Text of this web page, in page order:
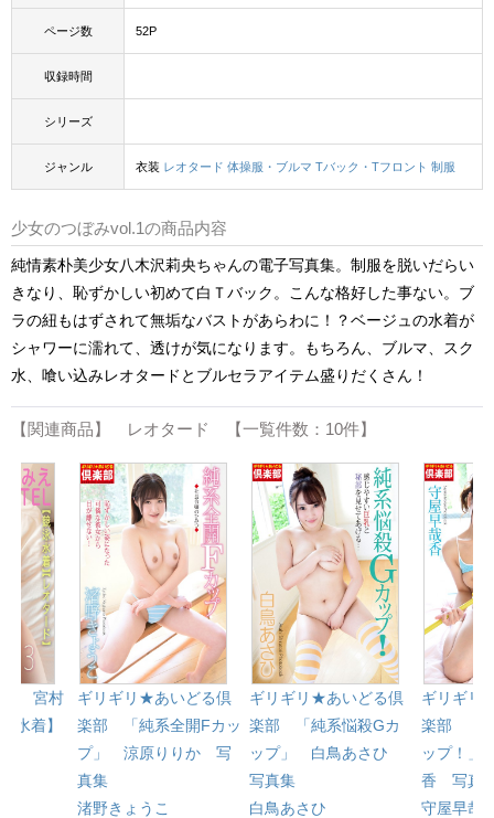
ページ数 52P
収録時間
シリーズ
ジャンル 衣装 レオタード 体操服・ブルマ Tバック・Tフロント 制服
少女のつぼみvol.1の商品内容
純情素朴美少女八木沢莉央ちゃんの電子写真集。制服を脱いだらい
きなり、恥ずかしい初めて白Ｔバック。こんな格好した事ない。ブ
ラの紐もはずされて無垢なバストがあらわに！？ベージュの水着が
シャワーに濡れて、透けが気になります。もちろん、ブルマ、スク
水、喰い込みレオタードとブルセラアイテム盛りだくさん！
【関連商品】 レオタード 【一覧件数：10件】
宮村
水着】
ギリギリ★あいどる倶
楽部 「純系全開Fカッ
プ」 涼原りりか 写
真集
渚野きょうこ
ギリギリ★あいどる倶
楽部 「純系悩殺Gカ
ップ」 白鳥あさひ
写真集
白鳥あさひ
ギリギリ
楽部 「
ップ！」
香 写真
守屋早哉